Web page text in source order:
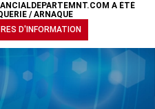
A ÉTÉ
/ ARNAQUE
D'INFORMATION